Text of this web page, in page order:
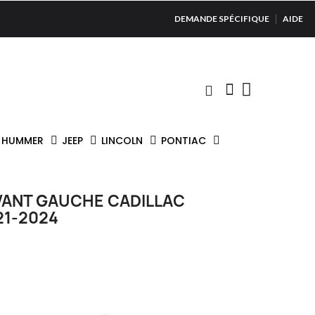
DEMANDE SPÉCIFIQUE AIDE
HUMMER JEEP LINCOLN PONTIAC
GAUCHE CADILLAC
2024